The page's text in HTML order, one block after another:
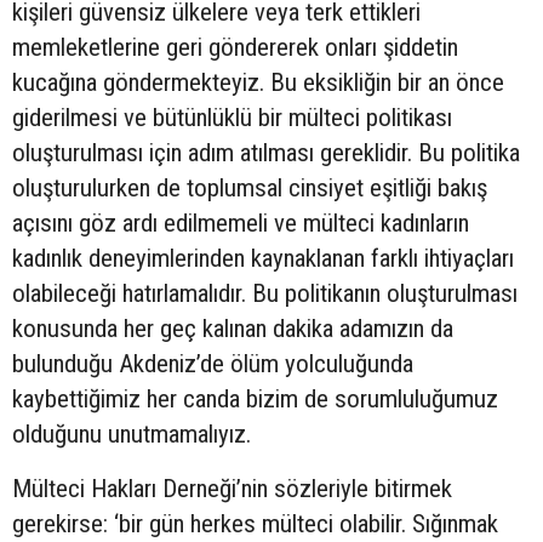
kişileri güvensiz ülkelere veya terk ettikleri
memleketlerine geri göndererek onları şiddetin
kucağına göndermekteyiz. Bu eksikliğin bir an önce
giderilmesi ve bütünlüklü bir mülteci politikası
oluşturulması için adım atılması gereklidir. Bu politika
oluşturulurken de toplumsal cinsiyet eşitliği bakış
açısını göz ardı edilmemeli ve mülteci kadınların
kadınlık deneyimlerinden kaynaklanan farklı ihtiyaçları
olabileceği hatırlamalıdır. Bu politikanın oluşturulması
konusunda her geç kalınan dakika adamızın da
bulunduğu Akdeniz’de ölüm yolculuğunda
kaybettiğimiz her canda bizim de sorumluluğumuz
olduğunu unutmamalıyız.
Mülteci Hakları Derneği’nin sözleriyle bitirmek
gerekirse: ‘bir gün herkes mülteci olabilir. Sığınmak